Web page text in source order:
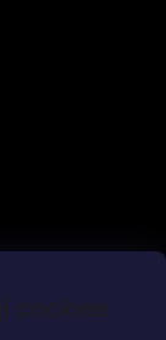
cookies